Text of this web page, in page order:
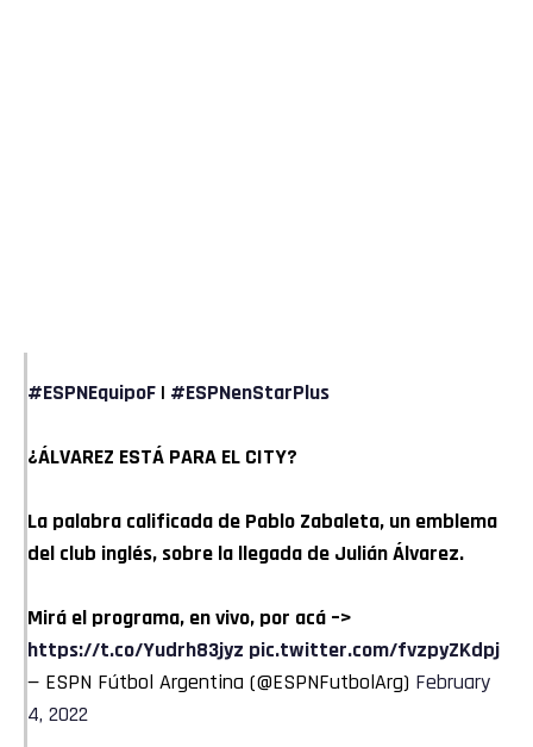
#ESPNEquipoF | #ESPNenStarPlus
¿ÁLVAREZ ESTÁ PARA EL CITY?
La palabra calificada de Pablo Zabaleta, un emblema
del club inglés, sobre la llegada de Julián Álvarez.
Mirá el programa, en vivo, por acá –>
https://t.co/Yudrh83jyz pic.twitter.com/fvzpyZKdpj
— ESPN Fútbol Argentina (@ESPNFutbolArg) February
4, 2022